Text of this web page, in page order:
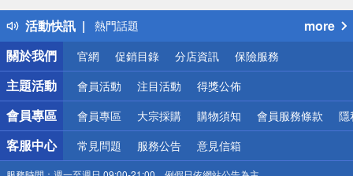
活動快訊
得獎公告
熱門話題
銀行優惠
偏遠地區配送
詐騙網頁！請小心！
more
關於我們
官網 促銷目錄 分店資訊 保險服務
主題活動 會員活動 注目活動 得獎公佈
會員專區 會員專區 大宗採購 購物須知 會員服務條款 隱
客服中心 常見問題 服務公告 意見信箱